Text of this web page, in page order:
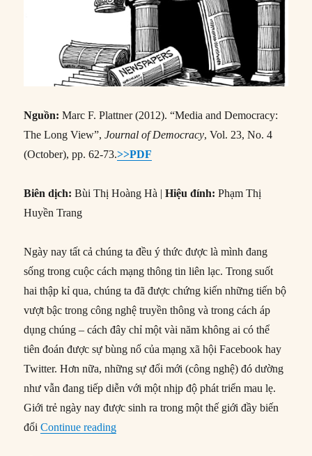
Nguồn: Marc F. Plattner (2012). “Media and Democracy:
The Long View”,Journal of Democracy, Vol. 23, No. 4
(October), pp. 62-73.>>PDF
Biên dịch: Bùi Thị Hoàng Hà |Hiệu đính: Phạm Thị
Huyền Trang
Ngày nay tất cả chúng ta đều ý thức được là mình đang
sống trong cuộc cách mạng thông tin liên lạc. Trong suốt
hai thập kỉ qua, chúng ta đã được chứng kiến những tiến bộ
vượt bậc trong công nghệ truyền thông và trong cách áp
dụng chúng – cách đây chỉ một vài năm không ai có thể
tiên đoán được sự bùng nổ của mạng xã hội Facebook hay
Twitter. Hơn nữa, những sự đổi mới (công nghệ) đó dường
như vẫn đang tiếp diễn với một nhịp độ phát triển mau lẹ.
Giới trẻ ngày nay được sinh ra trong một thế giới đầy biến
đổiContinue reading“#132 – Quan hệ giữa truyền thông và dân